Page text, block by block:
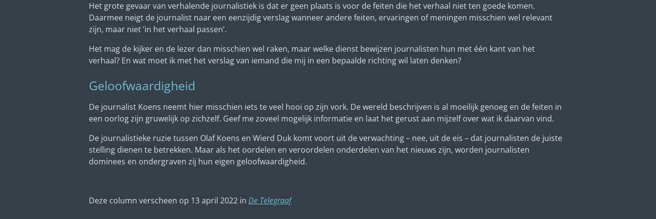
Het grote gevaar van verhalende journalistiek is dat er geen plaats is voor de feiten die het verhaal niet ten goede komen.
Daarmee neigt de journalist naar een eenzijdig verslag wanneer andere feiten, ervaringen of meningen misschien wel relevant
zijn, maar niet ’in het verhaal passen’.
Het mag de kijker en de lezer dan misschien wel raken, maar welke dienst bewijzen journalisten hun met één kant van het
verhaal? En wat moet ik met het verslag van iemand die mij in een bepaalde richting wil laten denken?
Geloofwaardigheid
De journalist Koens neemt hier misschien iets te veel hooi op zijn vork. De wereld beschrijven is al moeilijk genoeg en de feiten in
een oorlog zijn gruwelijk op zichzelf. Geef me zoveel mogelijk informatie en laat het gerust aan mijzelf over wat ik daarvan vind.
De journalistieke ruzie tussen Olaf Koens en Wierd Duk komt voort uit de verwachting – nee, uit de eis – dat journalisten de juiste
stelling dienen te betrekken. Maar als het oordelen en veroordelen onderdelen van het nieuws zijn, worden journalisten
dominees en ondergraven zij hun eigen geloofwaardigheid.
Deze column verscheen op 13 april 2022 in De Telegraaf